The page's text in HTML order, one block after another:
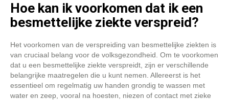
Hoe kan ik voorkomen dat ik een
besmettelijke ziekte verspreid?
Het voorkomen van de verspreiding van besmettelijke ziekten is
van cruciaal belang voor de volksgezondheid. Om te voorkomen
dat u een besmettelijke ziekte verspreidt, zijn er verschillende
belangrijke maatregelen die u kunt nemen. Allereerst is het
essentieel om regelmatig uw handen grondig te wassen met
water en zeep, vooral na hoesten, niezen of contact met zieke